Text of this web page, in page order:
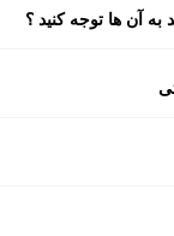
به آن ها توجه کنید ؟